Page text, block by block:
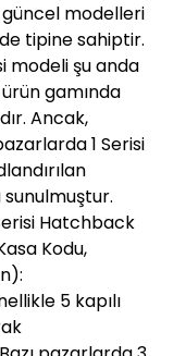
güncel modelleri
tipine sahiptir.
modeli şu anda
gamında
Ancak,
1 Serisi
Hatchback
Kodu,
5 kapılı